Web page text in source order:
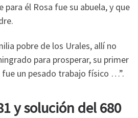
para él Rosa fue su abuela, y que
pobre de los Urales, allí no
para prosperar, su primer
un pesado trabajo físico …”.
y solución del 680